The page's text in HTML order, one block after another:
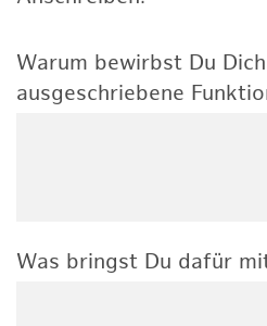
Warum bewirbst Du
ausgeschriebene
Was bringst Du dafür